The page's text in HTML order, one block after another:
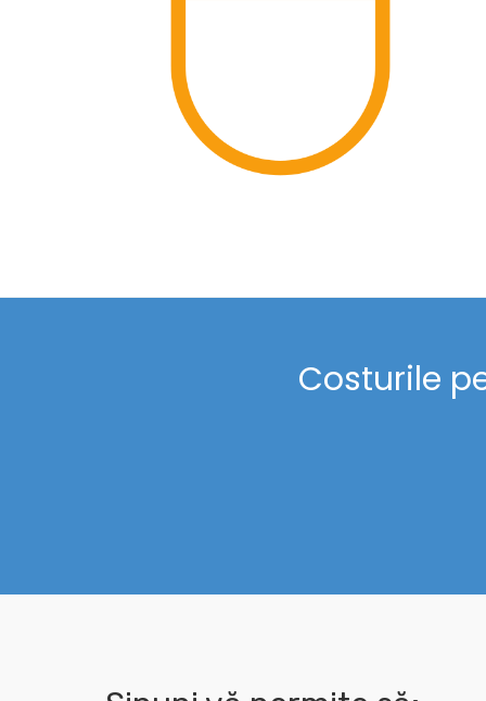
Costurile